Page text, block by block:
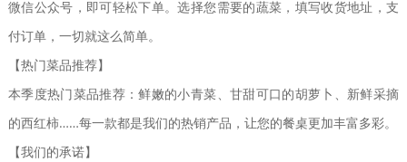
微信公众号，即可轻松下单。选择您需要的蔬菜，填写收货地址，支
付订单，一切就这么简单。
【热门菜品推荐】
本季度热门菜品推荐：鲜嫩的小青菜、甘甜可口的胡萝卜、新鲜采摘
的西红柿……每一款都是我们的热销产品，让您的餐桌更加丰富多彩。
【我们的承诺】